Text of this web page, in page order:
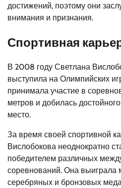
достижений, поэтому они
внимания и признания.
Спортивная
В 2008 году Светлана
выступила на Олимпийских
принимала участие в
метров и добилась
место.
За время своей спортивной
Вислобокова неоднократно
победителем различных
соревнований. Она выиграла
серебряных и бронзовых